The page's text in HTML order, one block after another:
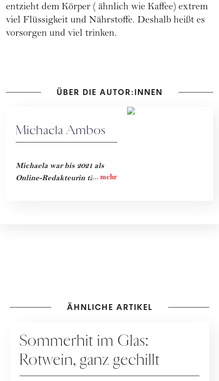
entzieht dem Körper ( ähnlich wie Kaffee) extrem
viel Flüssigkeit und Nährstoffe. Deshalb heißt es
vorsorgen und viel trinken.
ÜBER DIE AUTOR:INNEN
Michaela Ambos
Michaela war bis 2021 als
Online-Redakteurin tätig.
ÄHNLICHE ARTIKEL
Sommerhit im Glas:
Rotwein, ganz gechillt